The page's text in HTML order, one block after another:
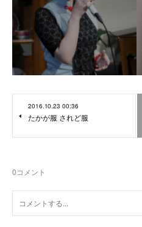
2016.10.23 00:36
たかが服 されど服
0コメント